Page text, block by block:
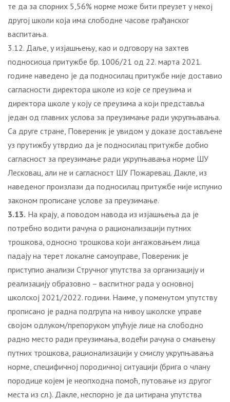
те да за спорних 5,56% норме може бити преузет у некој
другој школи која има слободне часове грађанског
васпитања.
3.12. Даље, у изјашњењу, као и одговору на захтев
подносиоца притужбе бр. 1006/21 од 22. марта 2021.
године наведено је да подносилац притужбе није доставио
сагласности директора школе из које се преузима и
директора школе у коју се преузима а који представља
један од главних услова за преузимање ради укрупњавања.
Са друге стране, Повереник је увидом у доказе достављене
уз прутижбу утврдио да је подносилац притужбе добио
сагласност за преузимање ради укрупњавања норме ШУ
Лесковац, али не и сагласност ШУ Пожаревац. Дакле, из
наведеног произлази да подносилац притужбе није испунио
законом прописане услове за преузимање.
3.13. На крају, а поводом навода из изјашњења да је
потребно водити рачуна о рационализацији путних
трошкова, односно трошкова који ангажовањем лица
падају на терет локалне самоуправе, Повереник је
приступио анализи Стручног упутства за организацију и
реализацију образовно – васпитног рада у основној
школској 2021/2022. години. Наиме, у поменутом упутству
прописано је радна подгрупа на нивоу школске управе
својом одлуком/препоруком упућује лице на слободно
радно место ради преузимања, водећи рачуна о смањењу
путних трошкова, рационализацији у смислу укрупњавања
норме, специфичној породичној ситуацији (брига о члану
породице којем је неопходна помоћ, путовање из другог
места из сл.). Дакле, неспорно је да цитирана упутства